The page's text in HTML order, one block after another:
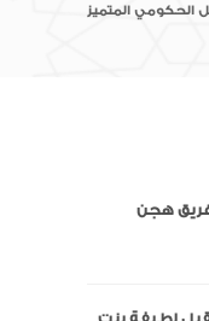
الحكومي المتميز
هجن